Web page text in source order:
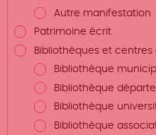
Autre manifestation
Patrimoine écrit
Bibliothèques et
Bibliothèque
Bibliothèque
Bibliothèque
Bibliothèque